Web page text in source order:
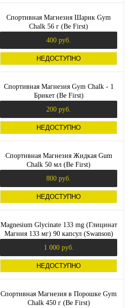
Спортивная Магнезия Шарик Gym
Chalk 56 г (Be First)
400 руб.
НЕДОСТУПНО
Спортивная Магнезия Gym Chalk - 1
Брикет (Be First)
200 руб.
НЕДОСТУПНО
Спортивная Магнезия Жидкая Gum
Chalk 50 мл (Be First)
800 руб.
НЕДОСТУПНО
Magnesium Glycinate 133 mg (Глицинат
Магния 133 мг) 90 капсул (Swanson)
1 000 руб.
НЕДОСТУПНО
Спортивная Магнезия в Порошке Gym
Chalk 450 г (Be First)